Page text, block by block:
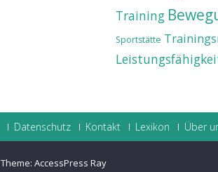
Training
Sportstätte
Datenschutz Kontakt Lexikon Über
Theme: AccessPress Ray